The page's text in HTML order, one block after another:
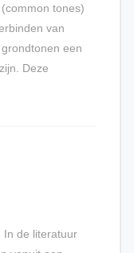
tones)
van
een
Deze
In de literatuur